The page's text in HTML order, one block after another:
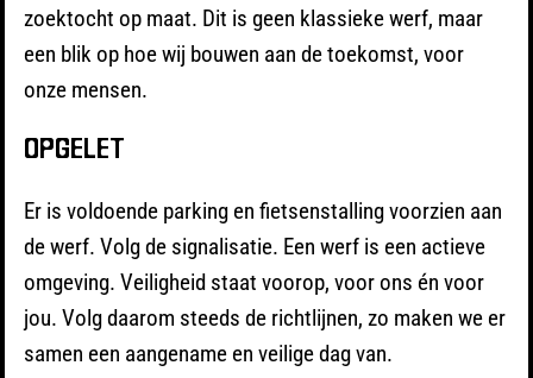
zoektocht op maat. Dit is geen klassieke werf, maar
een blik op hoe wij bouwen aan de toekomst, voor
onze mensen.
OPGELET
Er is voldoende parking en fietsenstalling voorzien aan
de werf. Volg de signalisatie. Een werf is een actieve
omgeving. Veiligheid staat voorop, voor ons én voor
jou. Volg daarom steeds de richtlijnen, zo maken we er
samen een aangename en veilige dag van.